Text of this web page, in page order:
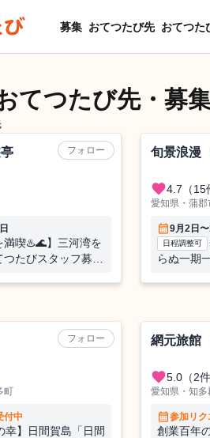
募集 おてつたび先 おてつた
てつたび先・募
フォロー
満喫♨️🌊】三河湾を
たびスタッフ募集
旬景浪漫
favorite4.7 （15
愛知県・蒲郡
calendar_month9月2日
日程調整可
らぬ一期
フォロー
町
付中
幸】日間賀島「日間
網元旅館
favorite5.0 （2件
愛知県・知
calendar_month参加リク
創業百年